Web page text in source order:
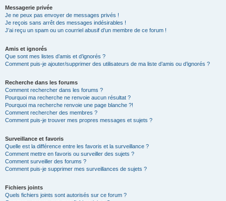
Messagerie privée
Je ne peux pas envoyer de messages privés !
Je reçois sans arrêt des messages indésirables !
J’ai reçu un spam ou un courriel abusif d’un membre de ce forum !
Amis et ignorés
Que sont mes listes d’amis et d’ignorés ?
Comment puis-je ajouter/supprimer des utilisateurs de ma liste d’amis ou d’ignorés ?
Recherche dans les forums
Comment rechercher dans les forums ?
Pourquoi ma recherche ne renvoie aucun résultat ?
Pourquoi ma recherche renvoie une page blanche ?!
Comment rechercher des membres ?
Comment puis-je trouver mes propres messages et sujets ?
Surveillance et favoris
Quelle est la différence entre les favoris et la surveillance ?
Comment mettre en favoris ou surveiller des sujets ?
Comment surveiller des forums ?
Comment puis-je supprimer mes surveillances de sujets ?
Fichiers joints
Quels fichiers joints sont autorisés sur ce forum ?